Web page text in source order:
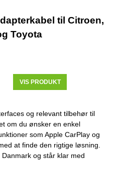
til Citroen,
Toyota
VIS PRODUKT
og relevant tilbehør til
om du ønsker en enkel
som Apple CarPlay og
at finde den rigtige løsning.
og står klar med